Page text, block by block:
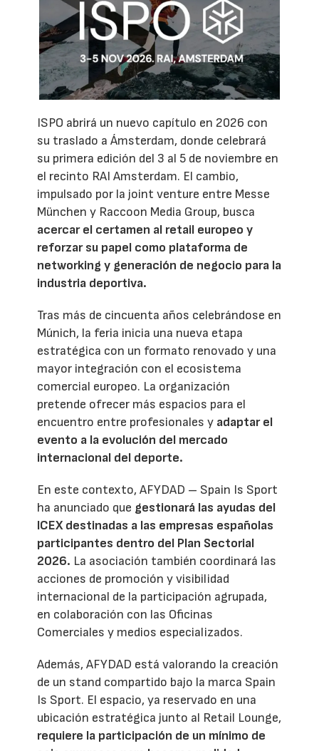
ISPO abrirá un nuevo capítulo en 2026 con
su traslado a Ámsterdam, donde celebrará
su primera edición del 3 al 5 de noviembre en
el recinto RAI Amsterdam. El cambio,
impulsado por la joint venture entre Messe
München y Raccoon Media Group, busca
acercar el certamen al retail europeo y
reforzar su papel como plataforma de
networking y generación de negocio para la
industria deportiva.
Tras más de cincuenta años celebrándose en
Múnich, la feria inicia una nueva etapa
estratégica con un formato renovado y una
mayor integración con el ecosistema
comercial europeo. La organización
pretende ofrecer más espacios para el
encuentro entre profesionales y adaptar el
evento a la evolución del mercado
internacional del deporte.
En este contexto, AFYDAD – Spain Is Sport
ha anunciado que gestionará las ayudas del
ICEX destinadas a las empresas españolas
participantes dentro del Plan Sectorial
2026. La asociación también coordinará las
acciones de promoción y visibilidad
internacional de la participación agrupada,
en colaboración con las Oficinas
Comerciales y medios especializados.
Además, AFYDAD está valorando la creación
de un stand compartido bajo la marca Spain
Is Sport. El espacio, ya reservado en una
ubicación estratégica junto al Retail Lounge,
requiere la participación de un mínimo de